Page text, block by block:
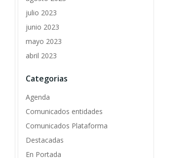
julio 2023
junio 2023
mayo 2023
abril 2023
Categorias
Agenda
Comunicados entidades
Comunicados Plataforma
Destacadas
En Portada